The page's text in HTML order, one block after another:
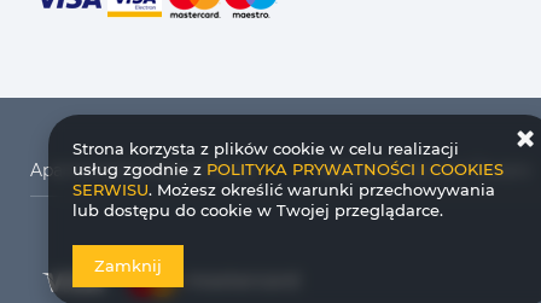
Apartamenty Platan Tower Apartamenty Sun Towers
Sun Towers 39/8
Lissa 16
Regina Maris
Strona korzysta z plików cookie w celu realizacji
usług zgodnie z POLITYKA PRYWATNOŚCI I COOKIES
SERWISU. Możesz określić warunki przechowywania
lub dostępu do cookie w Twojej przeglądarce.
Zamknij